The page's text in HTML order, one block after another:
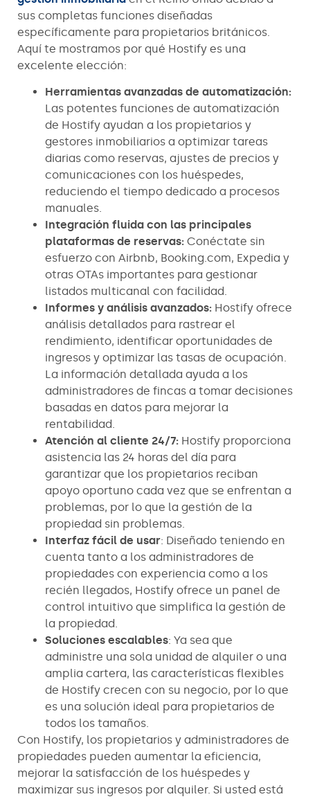
sus completas funciones diseñadas
específicamente para propietarios británicos.
Aquí te mostramos por qué Hostify es una
excelente elección:
Herramientas avanzadas de automatización:
Las potentes funciones de automatización
de Hostify ayudan a los propietarios y
gestores inmobiliarios a optimizar tareas
diarias como reservas, ajustes de precios y
comunicaciones con los huéspedes,
reduciendo el tiempo dedicado a procesos
manuales.
Integración fluida con las principales
plataformas de reservas: Conéctate sin
esfuerzo con Airbnb, Booking.com, Expedia y
otras OTAs importantes para gestionar
listados multicanal con facilidad.
Informes y análisis avanzados: Hostify ofrece
análisis detallados para rastrear el
rendimiento, identificar oportunidades de
ingresos y optimizar las tasas de ocupación.
La información detallada ayuda a los
administradores de fincas a tomar decisiones
basadas en datos para mejorar la
rentabilidad.
Atención al cliente 24/7: Hostify proporciona
asistencia las 24 horas del día para
garantizar que los propietarios reciban
apoyo oportuno cada vez que se enfrentan a
problemas, por lo que la gestión de la
propiedad sin problemas.
Interfaz fácil de usar: Diseñado teniendo en
cuenta tanto a los administradores de
propiedades con experiencia como a los
recién llegados, Hostify ofrece un panel de
control intuitivo que simplifica la gestión de
la propiedad.
Soluciones escalables: Ya sea que
administre una sola unidad de alquiler o una
amplia cartera, las características flexibles
de Hostify crecen con su negocio, por lo que
es una solución ideal para propietarios de
todos los tamaños.
Con Hostify, los propietarios y administradores de
propiedades pueden aumentar la eficiencia,
mejorar la satisfacción de los huéspedes y
maximizar sus ingresos por alquiler. Si usted está